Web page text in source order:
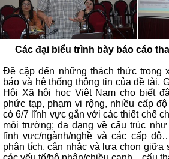
Các đại biểu trình bày báo cáo
Đề cập đến những thách thức trong
báo và hệ thống thông tin của đề tài,
Hội Xã hội học Việt Nam cho biết
phức tạp, phạm vi rộng, nhiều cấp
có 6/7 lĩnh vực gắn với các thiết chế
môi trường; đa dạng về cấu trúc
lĩnh vực/ngành/nghề và các cấp
phân tích, cân nhắc và lựa chọn giữa